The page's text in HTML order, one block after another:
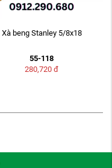
Xà beng Stanley 5/8x18
55-118
280,720 đ